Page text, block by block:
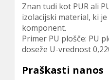
Znan tudi kot PUR ali
izolacijski material, ki je
komponent.
Primer PU plošče: PU
doseže U-vrednost
Praškasti nanos